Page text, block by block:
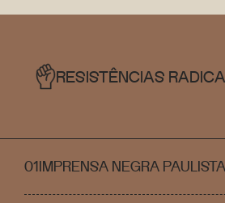
RESISTÊNCIAS
01IMPRENSA NEGRA PAULISTA